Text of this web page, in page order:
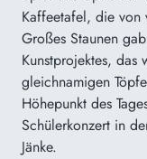
Kaffeetafel, die von
Großes Staunen
Kunstprojektes, das
gleichnamigen
Höhepunkt des Ta
Schülerkonzert in
Jänke.